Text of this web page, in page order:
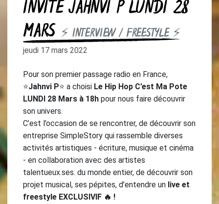
INVITE JAHNVI P LUNDI 28
MARS ⚡ INTERVIEW / FREESTYLE ⚡
jeudi 17 mars 2022
Pour son premier passage radio en France,
⭐Jahnvi P⭐ a choisi Le Hip Hop C’est Ma Pote
LUNDI 28 Mars à 18h pour nous faire découvrir
son univers.
C’est l’occasion de se rencontrer, de découvrir son
entreprise SimpleStory qui rassemble diverses
activités artistiques - écriture, musique et cinéma
- en collaboration avec des artistes
talentueux.ses. du monde entier, de découvrir son
projet musical, ses pépites, d’entendre un live et
freestyle EXCLUSIVIF 🔥 !